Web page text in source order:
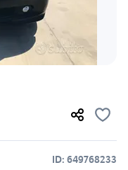
ID: 649768233